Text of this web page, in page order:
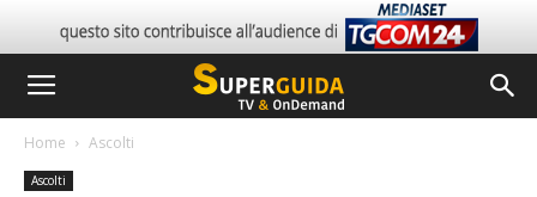
Home Ascolti
Ascolti